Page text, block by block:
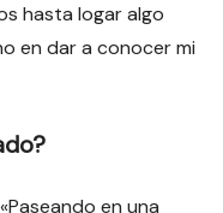
hasta logar algo
en dar a conocer mi
en una